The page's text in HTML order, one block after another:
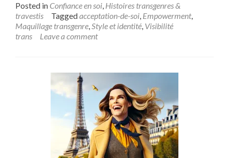
Posted in Confiance en soi, Histoires transgenres &
travestis
Taggedacceptation-de-soi, Empowerment,
Maquillage transgenre,Style et identité, Visibilité
trans
Leave a comment